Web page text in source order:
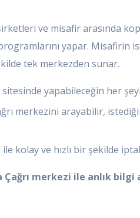
ve misafir arasında
yapar.
tek merkezden sunar.
sitesinde yapabileceğin her
merkezini arayabilir,
kolay ve hızlı bir şekilde
Çağrı merkezi ile anlık